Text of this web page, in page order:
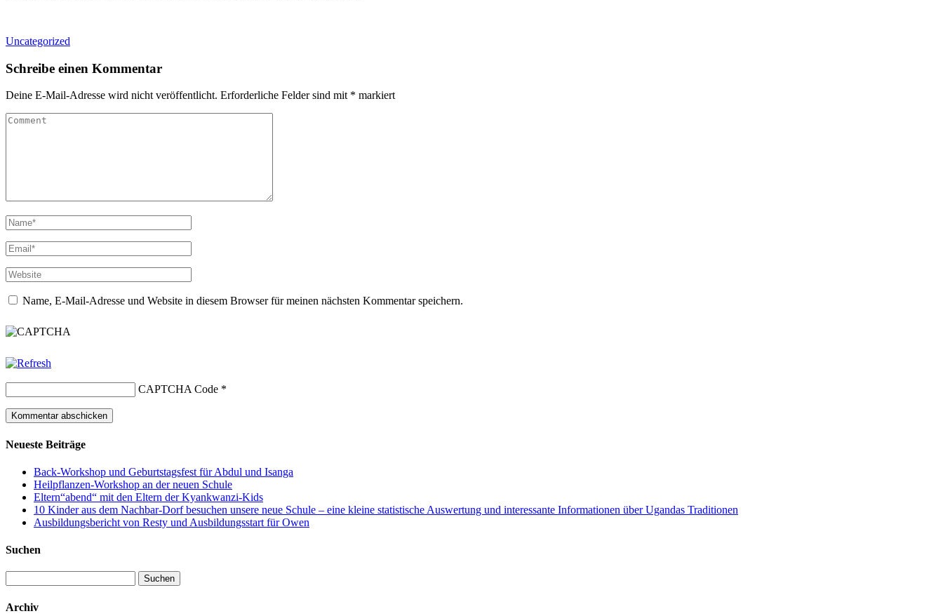
Uncategorized
Schreibe einen Kommentar
Deine E-Mail-Adresse wird nicht veröffentlicht. Erforderliche Felder sind mit * markiert
Name, E-Mail-Adresse und Website in diesem Browser für meinen nächsten Kommentar speichern.
CAPTCHA Code *
Neueste Beiträge
Back-Workshop und Geburtstagsfest für Abdul und Isanga
Heilpflanzen-Workshop an der neuen Schule
Eltern“abend“ mit den Eltern der Kyankwanzi-Kids
10 Kinder aus dem Nachbar-Dorf besuchen unsere neue Schule – eine kleine statistische Auswertung und interessante Informationen über Ugandas Traditionen
Ausbildungsbericht von Resty und Ausbildungsstart für Owen
Suchen
nach:
Archiv